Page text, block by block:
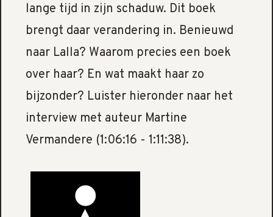
lange tijd in zijn schaduw. Dit boek
brengt daar verandering in. Benieuwd
naar Lalla? Waarom precies een boek
over haar? En wat maakt haar zo
bijzonder? Luister hieronder naar het
interview met auteur Martine
Vermandere (1:06:16 - 1:11:38).